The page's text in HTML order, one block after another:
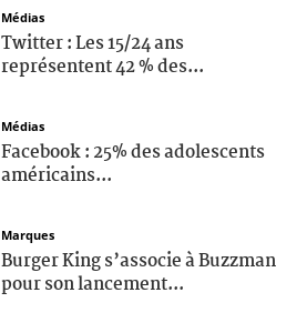
Médias
Twitter : Les 15/24 ans
représentent 42 % des...
Médias
Facebook : 25% des adolescents
américains...
Marques
Burger King s’associe à Buzzman
pour son lancement...